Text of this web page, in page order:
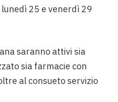
25 e venerdì 29
saranno attivi sia
sia farmacie con
al consueto servizio